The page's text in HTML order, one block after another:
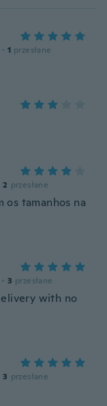
· 1 przesłane
2 przesłane
os tamanhos na
· 3 przesłane
with no
3 przesłane